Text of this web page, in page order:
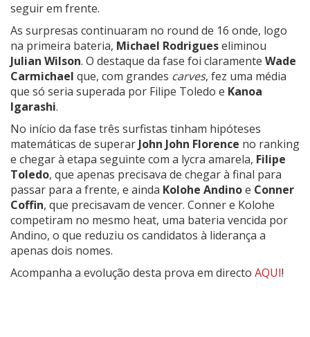
seguir em frente.
As surpresas continuaram no round de 16 onde, logo
na primeira bateria, Michael Rodrigueseliminou
Julian Wilson. O destaque da fase foi claramente Wade
Carmichael que, com grandes carves, fez uma média
que só seria superada por Filipe Toledo e Kanoa
Igarashi.
No início da fase três surfistas tinham hipóteses
matemáticas de superar John John Florence no ranking
e chegar à etapa seguinte com a lycra amarela, Filipe
Toledo, que apenas precisava de chegar à final para
passar para a frente, e ainda Kolohe Andinoe Conner
Coffin, que precisavam de vencer. Conner e Kolohe
competiram no mesmo heat, uma bateria vencida por
Andino, o que reduziu os candidatos à liderança a
apenas dois nomes.
Acompanha a evolução desta prova em directo AQUI!